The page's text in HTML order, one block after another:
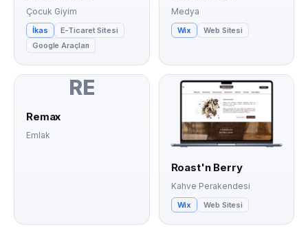
Çocuk Giyim
İkas
E-Ticaret Sitesi
Google Araçları
Medya
Wix Web Sitesi
RE
Remax
Emlak
Roast'n Berry
Kahve Perakendesi
Wix Web Sitesi